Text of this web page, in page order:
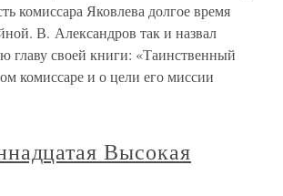
комиссара Яковлева долгое время
В. Александров так и назвал
главу своей книги: «Таинственный
комиссаре и о цели его миссии
Высокая